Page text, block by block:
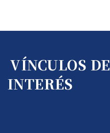
VÍNCULOS DE
INTERÉS